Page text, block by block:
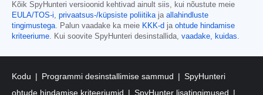
Kõik SpyHunteri versioonid kehtivad ainult siis, kui nõustute meie
EULA/TOS-i, privaatsus-/küpsiste poliitikaja allahindluste
tingimustega. Palun vaadake ka meie KKK-d ja ohtude hindamise
kriteeriume. Kui soovite SpyHunteri desinstallida, vaadake, kuidas.
Kodu Programmi desinstallimise sammud
SpyHunteri
ohtude hindamise kriteeriumid
SpyHunter lisatingimused